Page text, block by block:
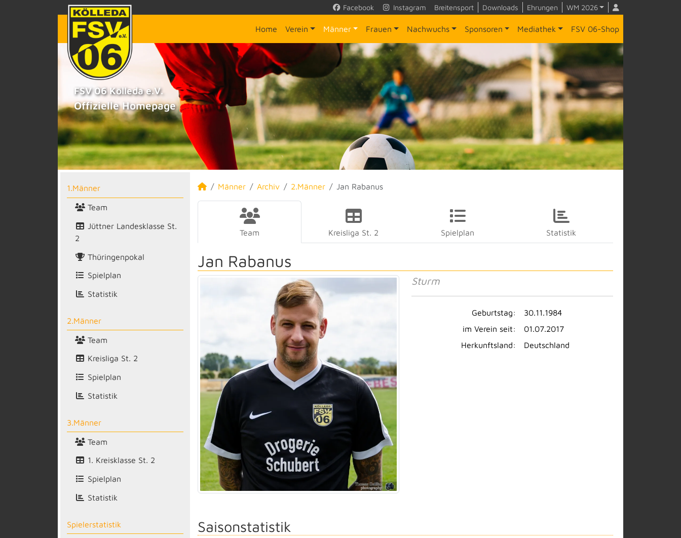
Facebook Instagram Breitensport Downloads Ehrungen WM 2026
Home Verein Männer Frauen Nachwuchs Sponsoren Mediathek FSV 06-Shop
FSV 06 Kölleda e.V.
Offizielle Homepage
1.Männer
Team
Jüttner Landesklasse St.
2
Thüringenpokal
Spielplan
Statistik
2.Männer
Team
Kreisliga St. 2
Spielplan
Statistik
3.Männer
Team
1. Kreisklasse St. 2
Spielplan
Statistik
Spielerstatistik
Männer Archiv 2.Männer Jan Rabanus
Team Kreisliga St. 2 Spielplan Statistik
Jan Rabanus
Sturm
Geburtstag:
30.11.1984
im Verein seit:
01.07.2017
Herkunftsland:
Deutschland
Saisonstatistik